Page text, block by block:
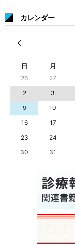
カレンダー
日 月
26 27
2
3
9
10
16
17
23
24
30
31